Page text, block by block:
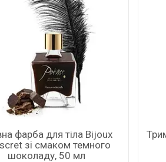
фарба для тіла Bijoux
зі смаком темного
шоколаду, 50 мл